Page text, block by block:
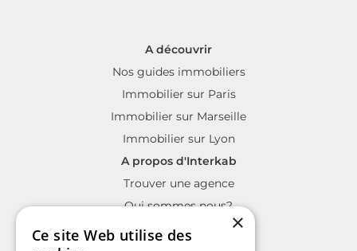
A découvrir
Nos guides immobiliers
Immobilier sur Paris
Immobilier sur Marseille
Immobilier sur Lyon
A propos d'Interkab
Trouver une agence
Qui sommes nous?
La charte Interkab
×
Ce site Web utilise des